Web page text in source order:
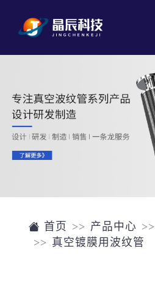
网站首
产品中
成型波
焊接波
磁流体
阀门
单晶硅
公司介
新闻中
首页 产品中心
真空镀膜用波纹管